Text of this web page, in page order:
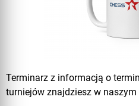
Terminarz z informacją o
turniejów znajdziesz w naszym